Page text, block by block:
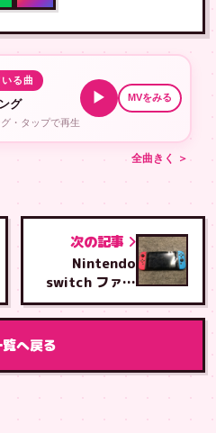
る曲
グ
・タップで再生
▶ MVをみる
全曲きく ＞
覧へ戻る
次の記事
Nintendo
switch ファン
交換修理